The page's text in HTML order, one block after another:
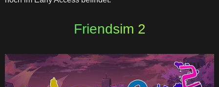
Friendsim 2